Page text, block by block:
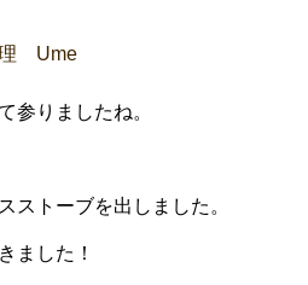
Ume
参りましたね。
ストーブを出しました。
ました！